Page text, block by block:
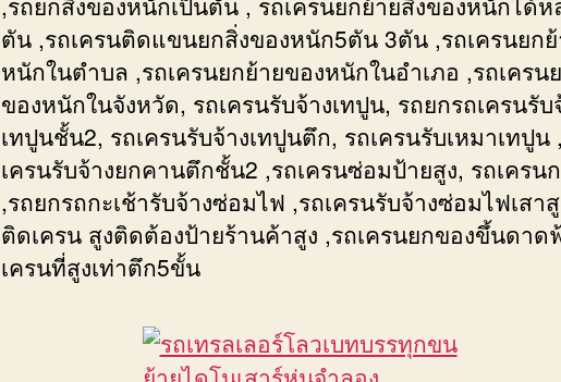
ตัน ,รถเครนติดแขนยกสิ่งของหนัก5ตัน 3ตัน ,รถเครนยก
หนักในตำบล ,รถเครนยกย้ายของหนักในอำเภอ ,รถเครน
ของหนักในจังหวัด, รถเครนรับจ้างเทปูน, รถยกรถเครนรับ
เทปูนชั้น2, รถเครนรับจ้างเทปูนตึก, รถเครนรับเหมาเทปูน
เครนรับจ้างยกคานตึกชั้น2 ,รถเครนซ่อมป้ายสูง, รถเครนก
,รถยกรถกะเช้ารับจ้างซ่อมไฟ ,รถเครนรับจ้างซ่อมไฟเสา
ติดเครน สูงติดต้องป้ายร้านค้าสูง ,รถเครนยกของขึ้นดาด
เครนที่สูงเท่าตึก5ขั้น